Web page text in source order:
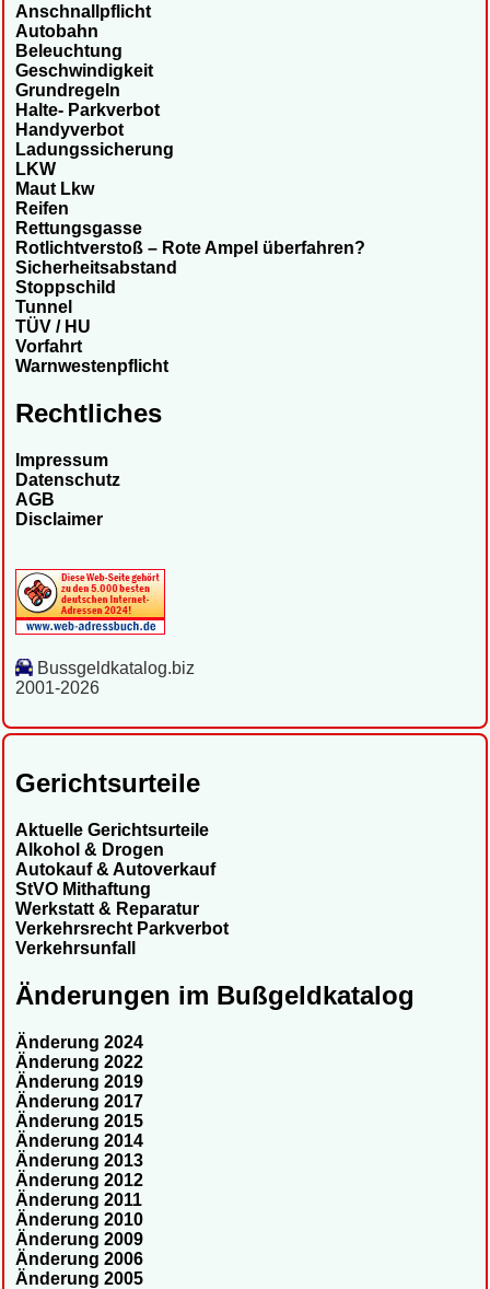
Anschnallpflicht
Autobahn
Beleuchtung
Geschwindigkeit
Grundregeln
Halte- Parkverbot
Handyverbot
Ladungssicherung
LKW
Maut Lkw
Reifen
Rettungsgasse
Rotlichtverstoß – Rote Ampel überfahren?
Sicherheitsabstand
Stoppschild
Tunnel
TÜV / HU
Vorfahrt
Warnwestenpflicht
Rechtliches
Impressum
Datenschutz
AGB
Disclaimer
Bussgeldkatalog.biz
2001-2026
Gerichtsurteile
Aktuelle Gerichtsurteile
Alkohol & Drogen
Autokauf & Autoverkauf
StVO Mithaftung
Werkstatt & Reparatur
Verkehrsrecht Parkverbot
Verkehrsunfall
Änderungen im Bußgeldkatalog
Änderung 2024
Änderung 2022
Änderung 2019
Änderung 2017
Änderung 2015
Änderung 2014
Änderung 2013
Änderung 2012
Änderung 2011
Änderung 2010
Änderung 2009
Änderung 2006
Änderung 2005